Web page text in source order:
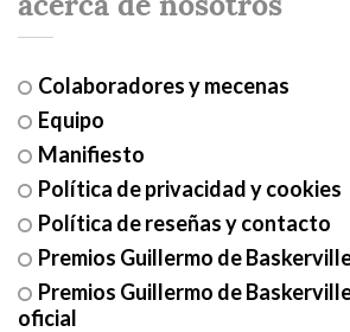
Colaboradores y mecenas
Equipo
Manifiesto
Política de privacidad y cookies
Política de reseñas y contacto
Premios Guillermo de
Premios Guillermo de
oficial